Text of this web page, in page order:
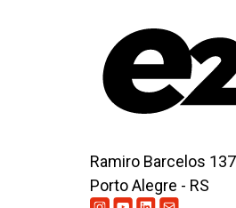
SOBRE
VÍDEOS
Ramiro Barcelos
Porto Alegre - RS